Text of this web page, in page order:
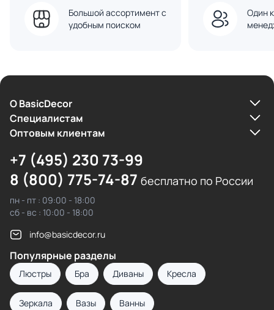
Большой ассортимент с
удобным поиском
Один
О BasicDecor
Cпециалистам
Оптовым клиентам
+7 (495) 230 73-99
8 (800) 775-74-87 бесплатно по России
пн - пт : 09:00 - 18:00
сб - вс : 10:00 - 18:00
info@basicdecor.ru
Популярные разделы
Люстры Бра Диваны Кресла
Зеркала Вазы Ванны